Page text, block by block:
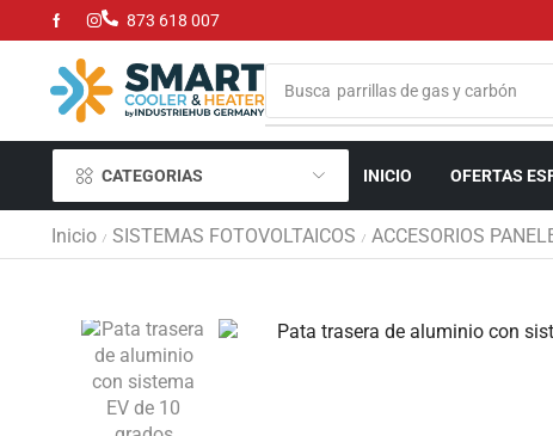
873 618 007
Busca parrillas de gas y carbón
CATEGORIAS INICIO OFERTAS
Inicio / SISTEMAS FOTOVOLTAICOS / ACCESORIOS